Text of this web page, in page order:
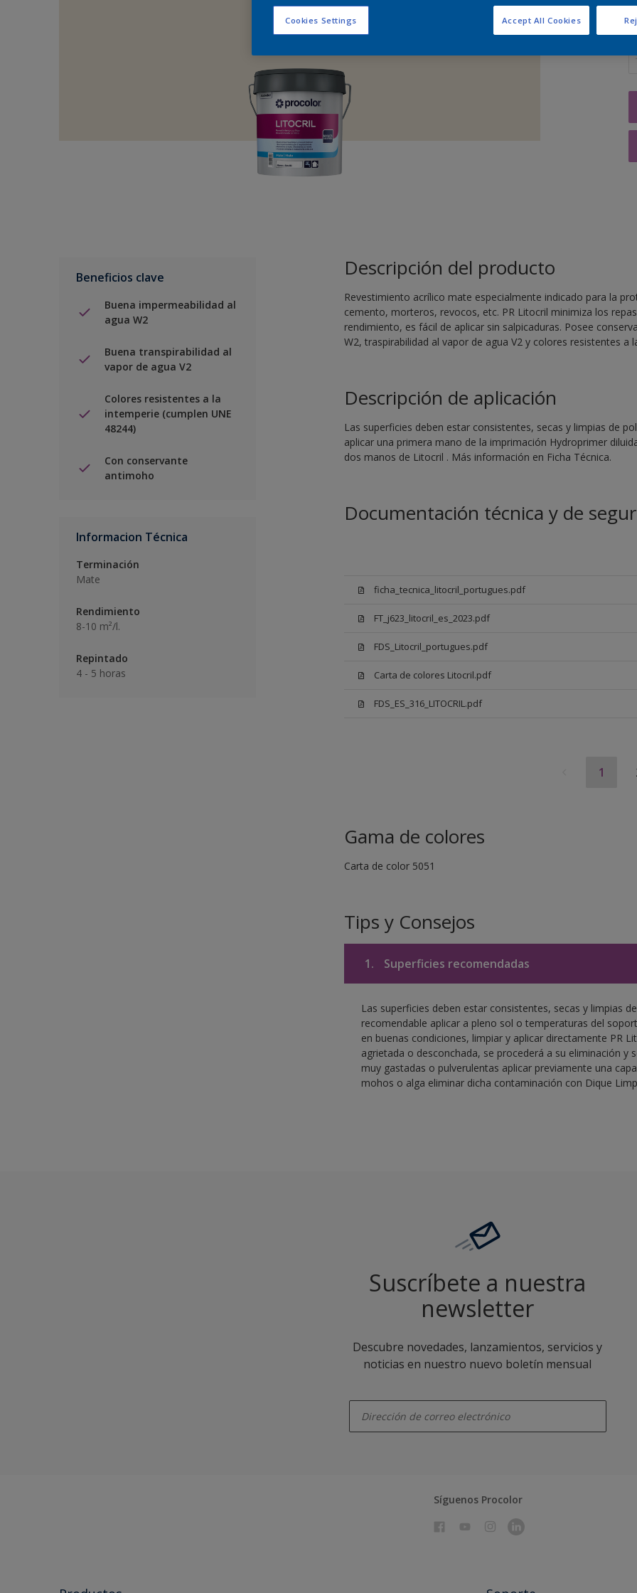
Beneficios clave
Buena impermeabilidad al
agua W2
Buena transpirabilidad al
vapor de agua V2
Colores resistentes a la
intemperie (cumplen UNE
48244)
Con conservante
antimoho
Informacion Técnica
Terminación
Mate
Rendimiento
8-10 m²/l.
Repintado
4 - 5 horas
Descripción del producto
Revestimiento acrílico mate especialmente indicado para la
cemento, morteros, revocos, etc. PR Litocril minimiza los
rendimiento, es fácil de aplicar sin salpicaduras. Posee
W2, traspirabilidad al vapor de agua V2 y colores resistentes a
Descripción de aplicación
Las superficies deben estar consistentes, secas y limpias de
aplicar una primera mano de la imprimación Hydroprimer
dos manos de Litocril . Más información en Ficha Técnica.
Documentación técnica y de
ficha_tecnica_litocril_portugues.pdf
FT_j623_litocril_es_2023.pdf
FDS_Litocril_portugues.pdf
Carta de colores Litocril.pdf
FDS_ES_316_LITOCRIL.pdf
1
Gama de colores
Carta de color 5051
Tips y Consejos
1. Superficies recomendadas
Las superficies deben estar consistentes, secas y limpias
recomendable aplicar a pleno sol o temperaturas del
en buenas condiciones, limpiar y aplicar directamente PR
agrietada o desconchada, se procederá a su eliminación y
muy gastadas o pulverulentas aplicar previamente una
mohos o alga eliminar dicha contaminación con Dique
Suscríbete a nuestra
newsletter
Descubre novedades, lanzamientos, servicios y
noticias en nuestro nuevo boletín mensual
Síguenos Procolor
Cookies Settings Accept All Cookies